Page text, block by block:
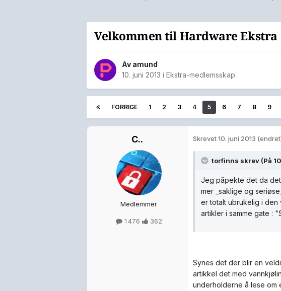
Velkommen til Hardware Ekstra
Av amund
10. juni 2013 i Ekstra-medlemsskap
FORRIGE 1 2 3 4 5 6 7 8 9
C..
Medlemmer
1 476 362
Skrevet10. juni 2013
torfinns skrev (På
Jeg påpekte det da
mer _saklige og
er totalt ubrukelig i den
artikler i samme gate :
Synes det der blir en
artikkel det med
underholderne å lese om